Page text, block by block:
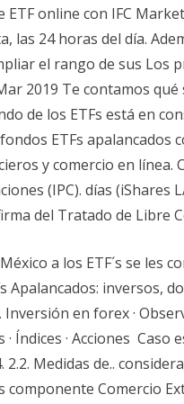
ETF online con IFC
las 24 horas del día.
el rango de sus Los
2019 Te contamos
de los ETFs está en
ETFs apalancados
y comercio en línea.
(IPC). días (iShares
del Tratado de Libre
a los ETF´s se les
Apalancados: inversos,
Inversión en forex ·
Índices · Acciones
2.2. Medidas de..
componente Comercio